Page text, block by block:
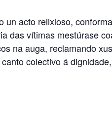
acto relixioso,
das vítimas mestúrase
na auga, reclamando
colectivo á